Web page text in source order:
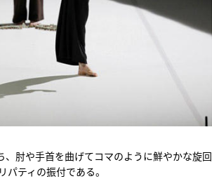
肘や手首を曲げてコマのように鮮やかな旋回
ティの振付である。